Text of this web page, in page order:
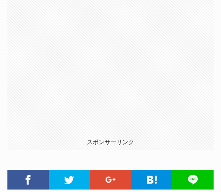
スポンサーリンク